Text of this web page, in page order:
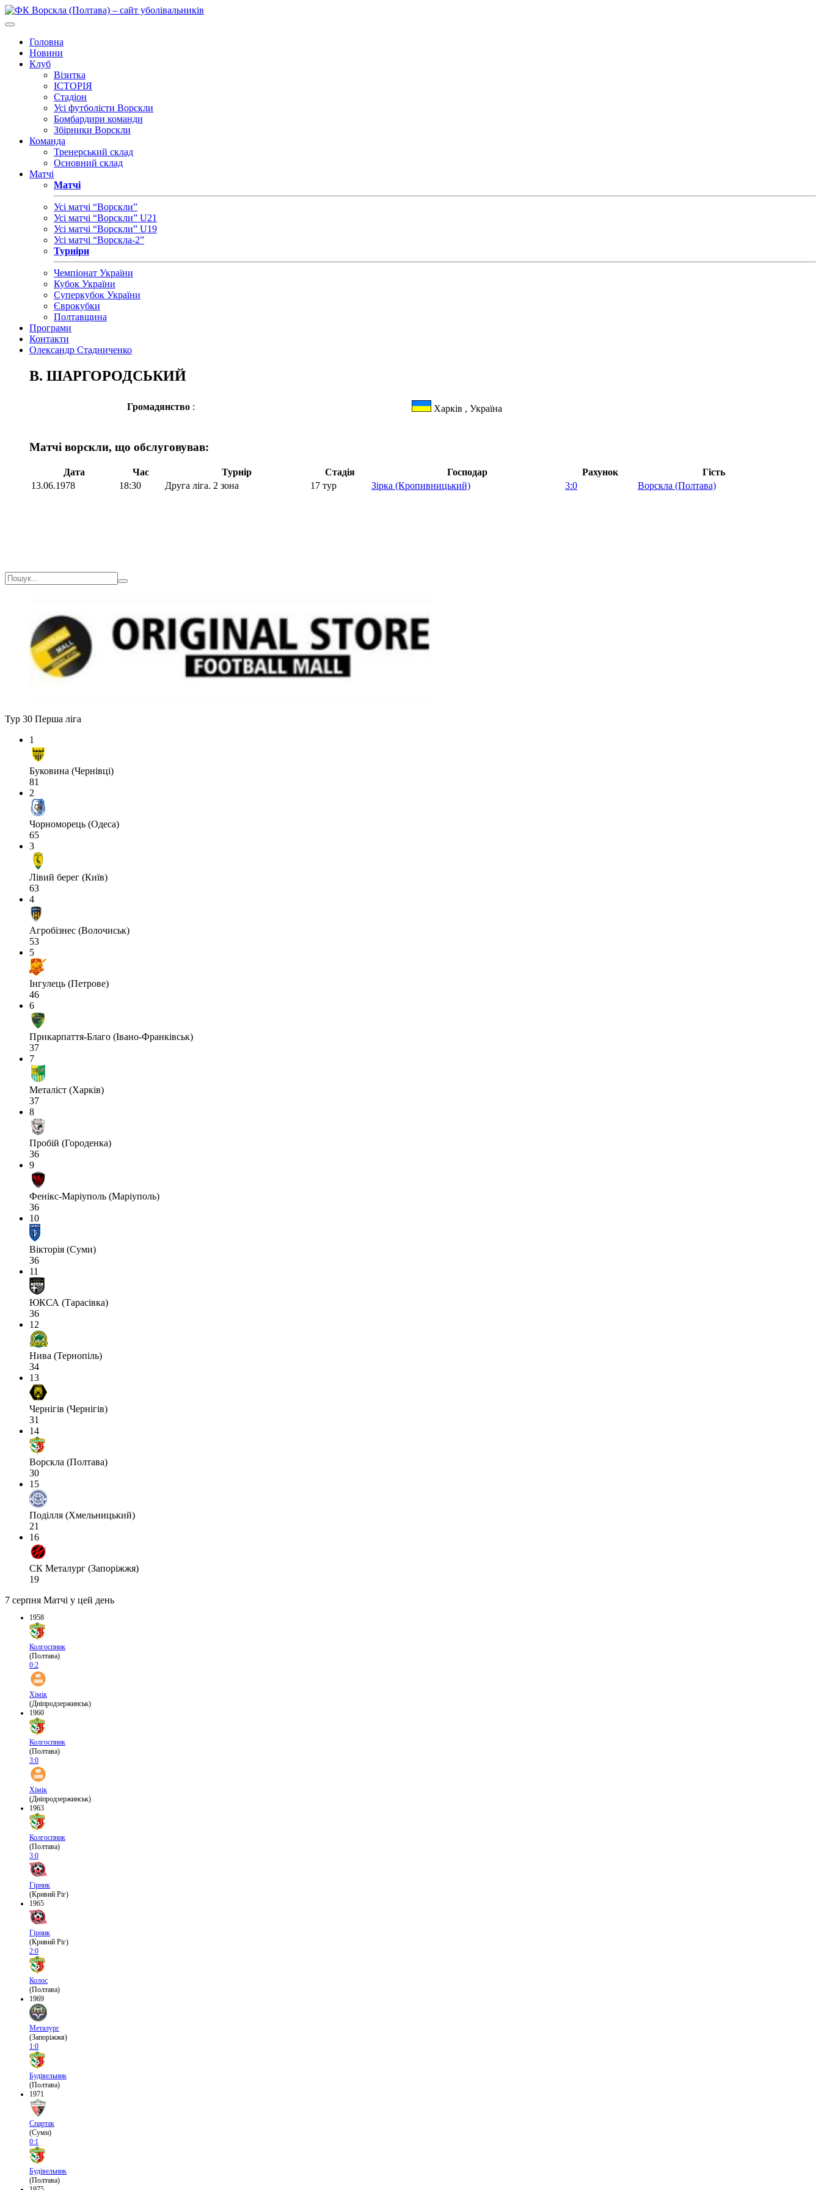
Головна
Новини
Клуб
Візитка
ІСТОРІЯ
Стадіон
Усі футболісти Ворскли
Бомбардири команди
Збірники Ворскли
Команда
Тренерський склад
Основний склад
Матчі
Матчі
Усі матчі “Ворскли”
Усі матчі “Ворскли” U21
Усі матчі “Ворскли” U19
Усі матчі “Ворскла-2”
Турніри
Чемпіонат України
Кубок України
Суперкубок України
Єврокубки
Полтавщина
Програми
Контакти
Олександр Стадниченко
В. ШАРГОРОДСЬКИЙ
Громадянство : Харків , Україна
Матчі ворскли, що обслуговував:
Дата Час Турнір Стадія Господар Рахунок
Гість
13.06.1978
18:30 Друга ліга. 2 зона 17 тур Зірка (Кропивницький) 3:0 Ворскла (Полтава)
Тур 30 Перша ліга
1
Буковина (Чернівці)
81
2
Чорноморець (Одеса)
65
3
Лівий берег (Київ)
63
4
Агробізнес (Волочиськ)
53
5
Інгулець (Петрове)
46
6
Прикарпаття-Благо (Івано-Франківськ)
37
7
Металіст (Харків)
37
8
Пробій (Городенка)
36
9
Фенікс-Маріуполь (Маріуполь)
36
10
Вікторія (Суми)
36
11
ЮКСА (Тарасівка)
36
12
Нива (Тернопіль)
34
13
Чернігів (Чернігів)
31
14
Ворскла (Полтава)
30
15
Поділля (Хмельницький)
21
16
СК Металург (Запоріжжя)
19
7 серпня Матчі у цей день
1958
Колгоспник
(Полтава)
0:2
Хімік
(Дніпродзержинськ)
1960
Колгоспник
(Полтава)
3:0
Хімік
(Дніпродзержинськ)
1963
Колгоспник
(Полтава)
3:0
Гірник
(Кривий Ріг)
1965
Гірник
(Кривий Ріг)
2:0
Колос
(Полтава)
1969
Металург
(Запоріжжя)
1:0
Будівельник
(Полтава)
1971
Спартак
(Суми)
0:1
Будівельник
(Полтава)